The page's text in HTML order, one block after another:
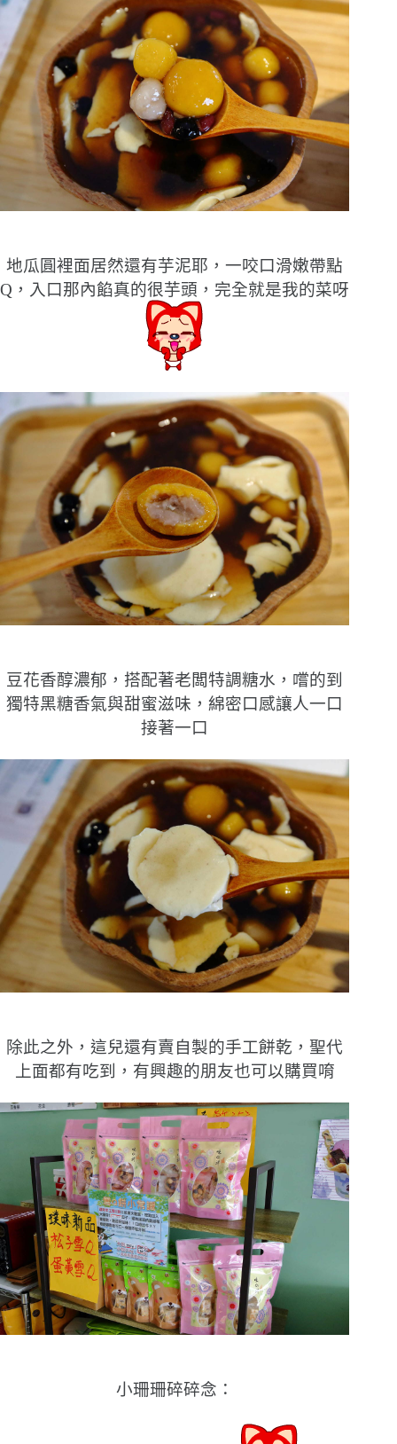
地瓜圓裡面居然還有芋泥耶，一咬口滑嫩帶點
Q，入口那內餡真的很芋頭，完全就是我的菜呀
豆花香醇濃郁，搭配著老闆特調糖水，嚐的到
獨特黑糖香氣與甜蜜滋味，綿密口感讓人一口
接著一口
除此之外，這兒還有賣自製的手工餅乾，聖代
上面都有吃到，有興趣的朋友也可以購買唷
小珊珊碎碎念：